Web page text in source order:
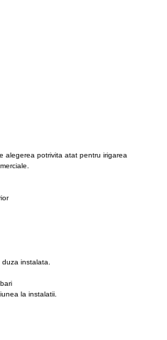
alegerea potrivita atat pentru irigarea
instalata.
la instalatii.